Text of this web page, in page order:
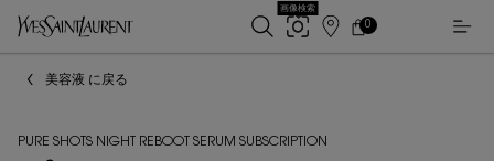
画像検索
店
舗
カ
ー
0
0 カート内の製品
美容液 に戻る
PURE SHOTS NIGHT REBOOT SERUM SUBSCRIPTION